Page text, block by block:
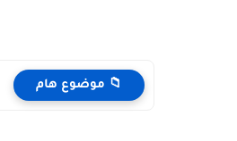
📁 موضوع هام